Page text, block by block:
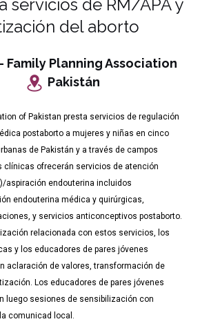
servicios de RM/APA y
del aborto
Family Planning Association
Pakistán
of Pakistan presta servicios de regulación
postaborto a mujeres y niñas en cinco
de Pakistán y a través de campos
clínicas ofrecerán servicios de atención
aspiración endouterina incluidos
endouterina médica y quirúrgicas,
y servicios anticonceptivos postaborto.
relacionada con estos servicios, los
y los educadores de pares jóvenes
aclaración de valores, transformación de
Los educadores de pares jóvenes
luego sesiones de sensibilización con
comunicad local.